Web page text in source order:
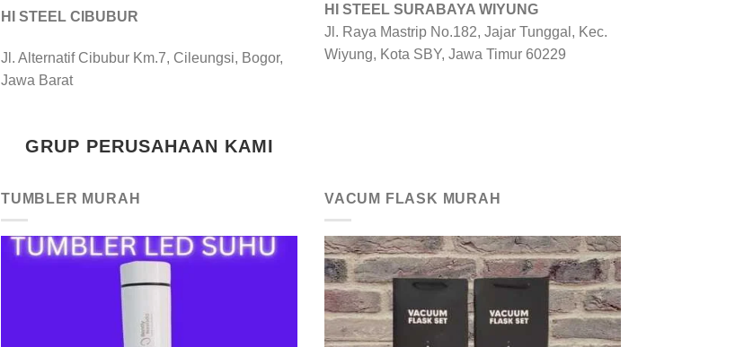
HI STEEL CIBUBUR
Jl. Alternatif Cibubur Km.7, Cileungsi, Bogor,
Jawa Barat
HI STEEL SURABAYA WIYUNG
Jl. Raya Mastrip No.182, Jajar Tunggal, Kec.
Wiyung, Kota SBY, Jawa Timur 60229
GRUP PERUSAHAAN KAMI
TUMBLER MURAH VACUM FLASK MURAH